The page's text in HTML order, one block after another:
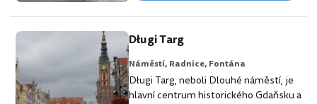
neonového nápisu "Gdańsk", zde
najdete tři hlavní atrakce: vyhlídkové
kolo, velmi zajímavé Námořní muzeum
a budovu Polské Baltské filharmonie
Frederica Chopina umístěnou v bývalé
budově loděnic. Vyhlídkové kolo
Długi Targ
Náměstí, Radnice, Fontána
Długi Targ, neboli Dlouhé náměstí, je
hlavní centrum historického Gdaňsku a